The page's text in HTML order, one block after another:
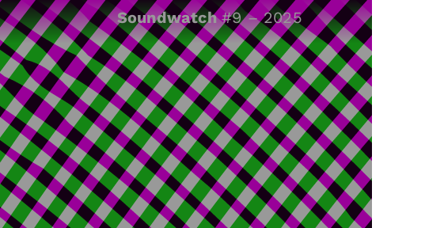
Soundwatch#9 – 2025